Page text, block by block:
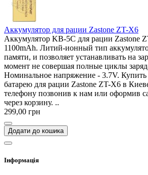
Аккумулятор для рации Zastone ZT-X6
Аккумулятор KB-5C для рации Zastone
1100mAh. Литий-ионный тип
памяти, и позволяет устанавливать на
момент не совершая полные циклы
Номинальное напряжение - 3.7V.
батарею для рации Zastone ZT-X6 в
телефону позвонив к нам или оформив
через корзину. ..
299,00 грн
Додати до кошика
Інформація